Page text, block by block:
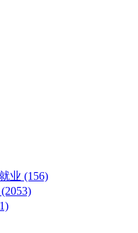
业 (156)
(2053)